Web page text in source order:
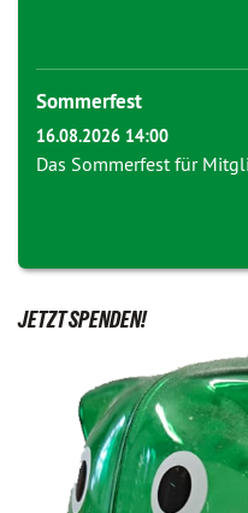
Sommerfest
16.08.2026 14:00
Das Sommerfest für
JETZT SPENDEN!